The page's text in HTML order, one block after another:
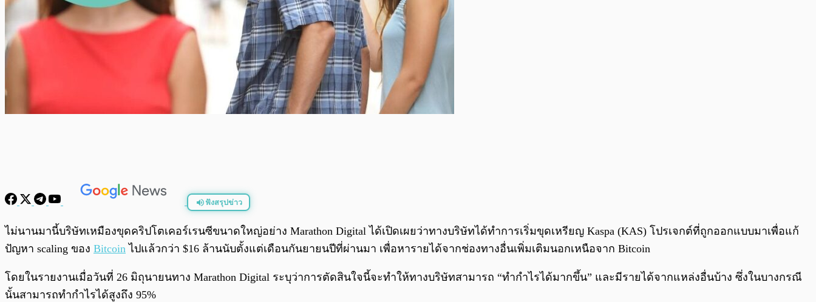
ฟังสรุปข่าว
พร้อมเล่น
ไม่นานมานี้บริษัทเหมืองขุดคริปโตเคอร์เรนซีขนาดใหญ่อย่าง Marathon Digital ได้เปิดเผยว่าทางบริษัทได้ทำการเริ่มขุดเหรียญ Kaspa (KAS) โปรเจกต์ที่ถูกออกแบบมาเพื่อแก้
ปัญหา scaling ของ Bitcoin ไปแล้วกว่า $16 ล้านนับตั้งแต่เดือนกันยายนปีที่ผ่านมา เพื่อหารายได้จากช่องทางอื่นเพิ่มเติมนอกเหนือจาก Bitcoin
โดยในรายงานเมื่อวันที่ 26 มิถุนายนทาง Marathon Digital ระบุว่าการตัดสินใจนี้จะทำให้ทางบริษัทสามารถ “ทำกำไรได้มากขึ้น” และมีรายได้จากแหล่งอื่นบ้าง ซึ่งในบางกรณี
นั้นสามารถทำกำไรได้สูงถึง 95%